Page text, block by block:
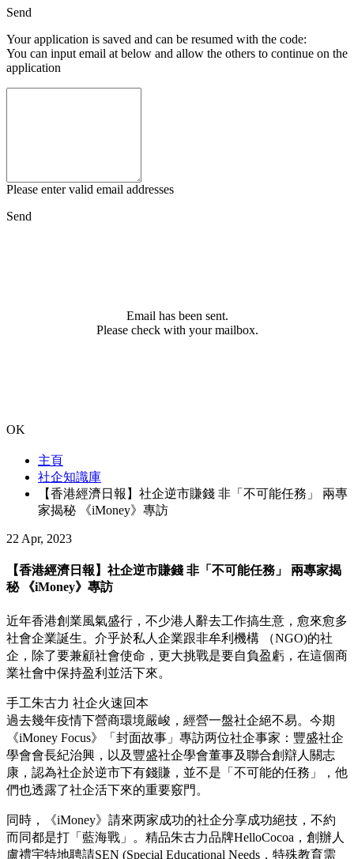
Send
Your application is saved and can be resumed with the code:
You can input email at below and allow the others to continue on the
application
Please enter valid email addresses
Send
Email has been sent.
Please check with your mailbox.
OK
主頁
社企知識庫
【香港經濟日報】社企逆市賺錢 非「不可能任務」 兩專
家揭秘 《iMoney》專訪
22 Apr, 2023
【香港經濟日報】社企逆市賺錢 非「不可能任務」 兩專家揭
秘 《iMoney》專訪
近年香港創業風氣盛行，不少港人辭去工作搞生意，愈來愈多
社會企業誕生。介乎於私人企業跟非牟利機構 （NGO)的社
企，除了要兼顧社會使命，更大挑戰是要自負盈虧，在這個商
業社會中保持盈利並活下來。
手工朱古力 社企火速回本
過去幾年疫情下營商環境嚴峻，經營一盤社企絕不易。今期
《iMoney Focus》「封面故事」專訪两位社企事家：豐盛社企
學會會長紀治興，以及豐盛社企學會董事及聯合創辯人關志
康，認為社企於逆市下有錢賺，並不是「不可能的任務」，他
們也透露了社企活下來的重要竅門。
同時，《iMoney》請來两家成功的社企分享成功絕技，不約
而同都是打「藍海戰」。精品朱古力品牌HelloCocoa，創辦人
盧禮宇特地聘請SEN (Special Educational Needs，特殊教育需